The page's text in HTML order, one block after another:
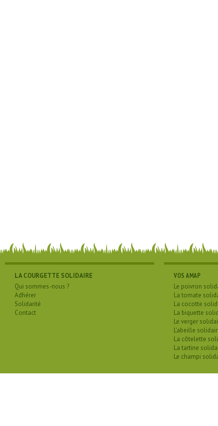
LA COURGETTE SOLIDAIRE
Qui sommes-nous ?
Adhérer
Solidarité
Contact
VOS AMAP
Le poivron
La tomate
La cocotte
La biquette
Le verger
L'abeille
La côtelette
La tartine
Le champi